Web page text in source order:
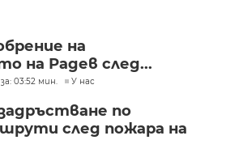
на
на Радев след...
03:52 мин. У нас
по
след пожара на